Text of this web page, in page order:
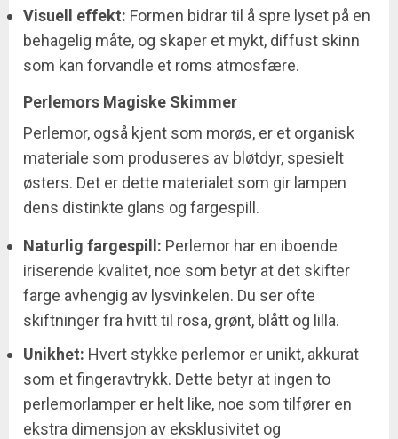
Visuell effekt: Formen bidrar til å spre lyset på en
behagelig måte, og skaper et mykt, diffust skinn
som kan forvandle et roms atmosfære.
Perlemors Magiske Skimmer
Perlemor, også kjent som morøs, er et organisk
materiale som produseres av bløtdyr, spesielt
østers. Det er dette materialet som gir lampen
dens distinkte glans og fargespill.
Naturlig fargespill: Perlemor har en iboende
iriserende kvalitet, noe som betyr at det skifter
farge avhengig av lysvinkelen. Du ser ofte
skiftninger fra hvitt til rosa, grønt, blått og lilla.
Unikhet: Hvert stykke perlemor er unikt, akkurat
som et fingeravtrykk. Dette betyr at ingen to
perlemorlamper er helt like, noe som tilfører en
ekstra dimensjon av eksklusivitet og